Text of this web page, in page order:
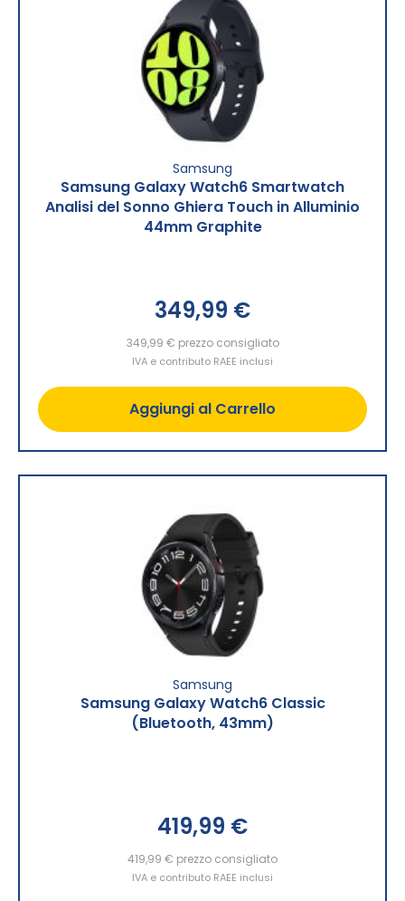
Samsung
Samsung Galaxy Watch6 Smartwatch
Analisi del Sonno Ghiera Touch in Alluminio
44mm Graphite
349,99 €
349,99 € prezzo consigliato
IVA e contributo RAEE inclusi
Aggiungi al Carrello
Samsung
Samsung Galaxy Watch6 Classic
(Bluetooth, 43mm)
419,99 €
419,99 € prezzo consigliato
IVA e contributo RAEE inclusi